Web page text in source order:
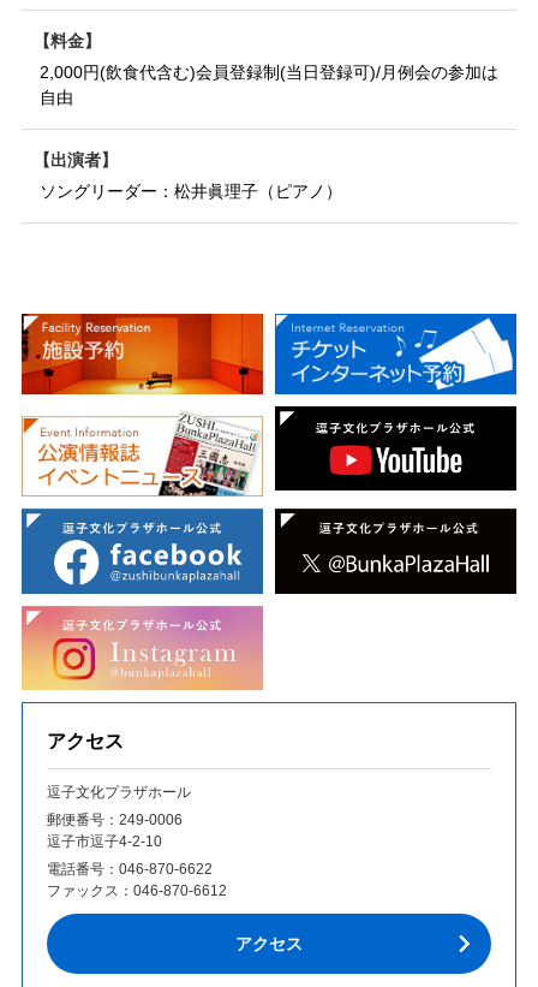
料金
2,000円(飲食代含む)会員登録制(当日登録可)/月例会の参加は
自由
出演者
ソングリーダー：松井眞理子（ピアノ）
アクセス
逗子文化プラザホール
郵便番号：249‐0006
逗子市逗子4-2-10
電話番号： 046-870-6622
ファックス： 046-870-6612
アクセス